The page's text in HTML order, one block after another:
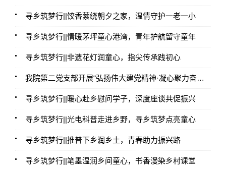
寻乡筑梦行||饺香萦绕朝夕之家，温情守护一老一小
寻乡筑梦行||情暖茅坪童心港湾，青年护航留守童年
寻乡筑梦行||非遗花灯润童心，指尖传承践初心
我院第二党支部开展“弘扬伟大建党精神·凝心聚力奋进新征程”七月主题党日活动
寻乡筑梦行||暖心赴乡慰问学子，深度座谈共促振兴
寻乡筑梦行||光电科普走进乡野，寻乡筑梦点亮童心
寻乡筑梦行||推普下乡润乡土，青春助力振兴路
寻乡筑梦行||笔墨温润乡间童心，书香漫染乡村课堂